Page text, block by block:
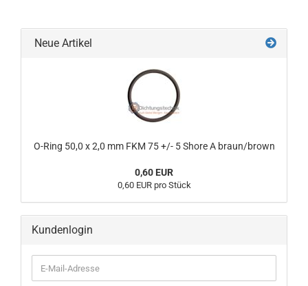
Neue Artikel
O-Ring 50,0 x 2,0 mm FKM 75 +/- 5 Shore A braun/brown
0,60 EUR
0,60 EUR pro Stück
Kundenlogin
E-
Mail-